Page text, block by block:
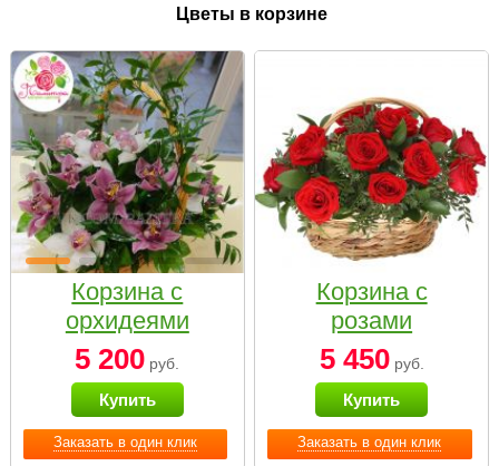
Цветы в корзине
Заказать в один клик
Корзина с
орхидеями
малая
5 200 руб.
Купить
Заказать в один клик
Корзина с
розами
«Красный
Париж»
5 450руб.
Купить